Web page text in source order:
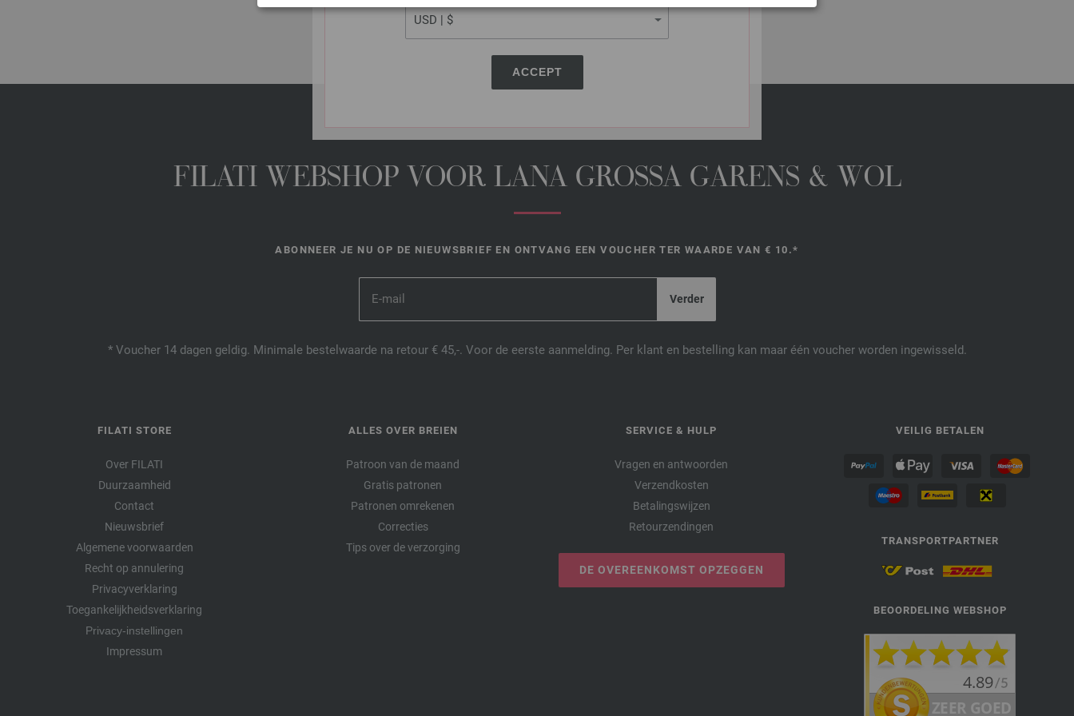
ACCEPT
FILATI WEBSHOP VOOR LANA GROSSA GARENS & WOL
ABONNEER JE NU OP DE NIEUWSBRIEF EN ONTVANG EEN VOUCHER TER WAARDE VAN € 10.*
* Voucher 14 dagen geldig. Minimale bestelwaarde na retour € 45,-. Voor de eerste aanmelding. Per klant en bestelling kan maar één voucher worden ingewisseld.
FILATI STORE
Over FILATI
Duurzaamheid
Contact
Nieuwsbrief
Algemene voorwaarden
Recht op annulering
Privacyverklaring
Toegankelijkheidsverklaring
Privacy-instellingen
Impressum
ALLES OVER BREIEN
Patroon van de maand
Gratis patronen
Patronen omrekenen
Correcties
Tips over de verzorging
SERVICE & HULP
Vragen en antwoorden
Verzendkosten
Betalingswijzen
Retourzendingen
DE OVEREENKOMST OPZEGGEN
VEILIG BETALEN
TRANSPORTPARTNER
BEOORDELING WEBSHOP